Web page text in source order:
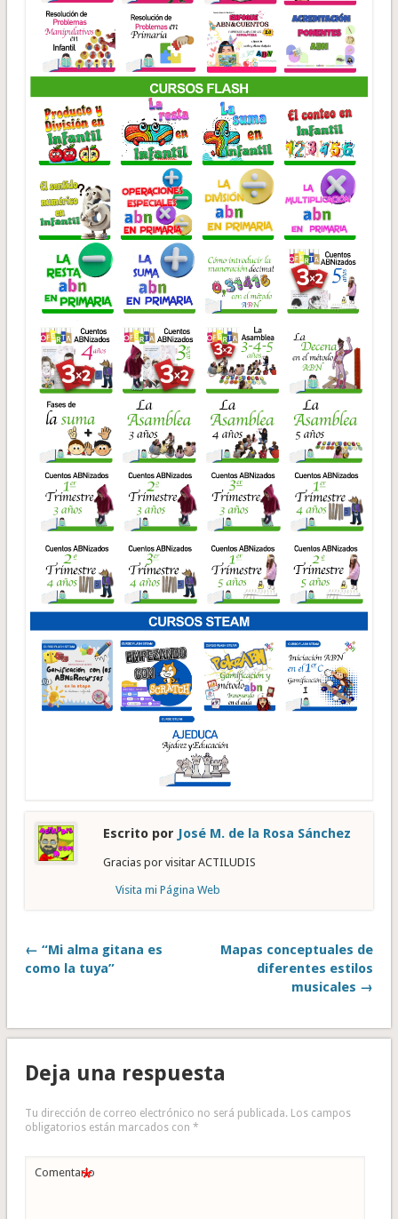
Escrito por José M. de la Rosa Sánchez
Gracias por visitar ACTILUDIS
Visita mi Página Web
← “Mi alma gitana es
como la tuya”
Mapas conceptuales de
diferentes estilos
musicales →
Deja una respuesta
Tu dirección de correo electrónico no será publicada. Los campos
obligatorios están marcados con *
Comentario
*